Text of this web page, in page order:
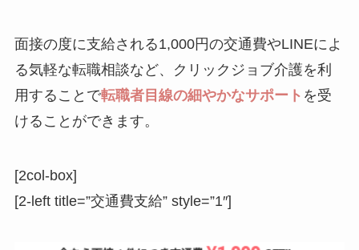
面接の度に支給される1,000円の交通費やLINEによ
る気軽な転職相談など、クリックジョブ介護を利
用することで転職者目線の細やかなサポート を受
けることができます。
[2col-box]
[2-left title=”交通費支給” style=”1″]